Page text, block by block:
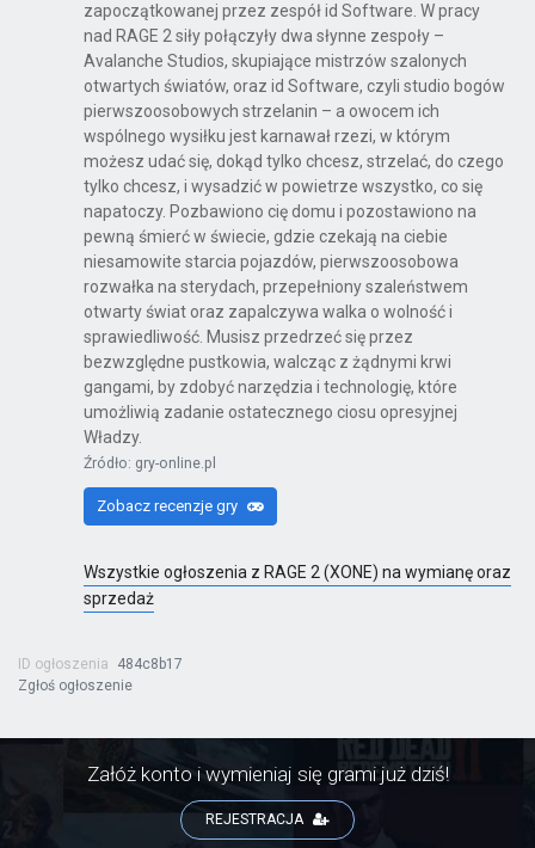
Kinect Sports Najlepsza Kolekcja
X360
Far Cry 6: Yara Edition
PS4
Far Cry 6
PS4
Far Cry 6: Ultimate Edition
PS4
PS4
Farming Simulator 25
zapoczątkowanej przez zespół id Software. W pracy
nad RAGE 2 siły połączyły dwa słynne zespoły –
Avalanche Studios, skupiające mistrzów szalonych
otwartych światów, oraz id Software, czyli studio bogów
pierwszoosobowych strzelanin – a owocem ich
wspólnego wysiłku jest karnawał rzezi, w którym
możesz udać się, dokąd tylko chcesz, strzelać, do czego
tylko chcesz, i wysadzić w powietrze wszystko, co się
napatoczy. Pozbawiono cię domu i pozostawiono na
pewną śmierć w świecie, gdzie czekają na ciebie
niesamowite starcia pojazdów, pierwszoosobowa
rozwałka na sterydach, przepełniony szaleństwem
otwarty świat oraz zapalczywa walka o wolność i
sprawiedliwość. Musisz przedrzeć się przez
bezwzględne pustkowia, walcząc z żądnymi krwi
gangami, by zdobyć narzędzia i technologię, które
umożliwią zadanie ostatecznego ciosu opresyjnej
Władzy.
Źródło: gry-online.pl
Zobacz recenzje gry
Wszystkie ogłoszenia z RAGE 2 (XONE) na wymianę oraz
sprzedaż
ID ogłoszenia
484c8b17
Zgłoś ogłoszenie
Załóż konto i wymieniaj się grami już dziś!
REJESTRACJA